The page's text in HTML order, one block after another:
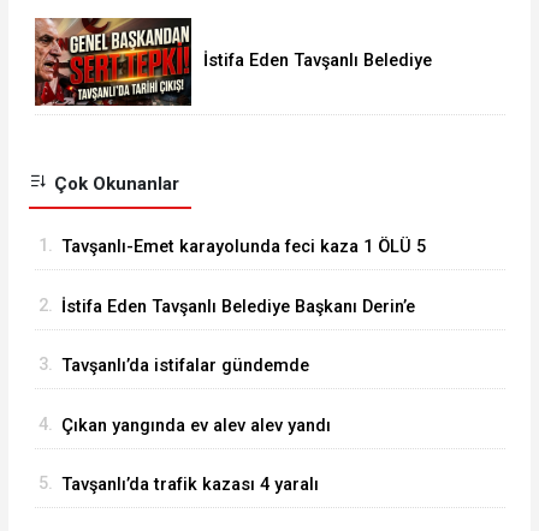
İstifa Eden Tavşanlı Belediye
Çok Okunanlar
1. Tavşanlı-Emet karayolunda feci kaza 1 ÖLÜ 5
2. İstifa Eden Tavşanlı Belediye Başkanı Derin’e
3. Tavşanlı’da istifalar gündemde
4. Çıkan yangında ev alev alev yandı
5. Tavşanlı’da trafik kazası 4 yaralı